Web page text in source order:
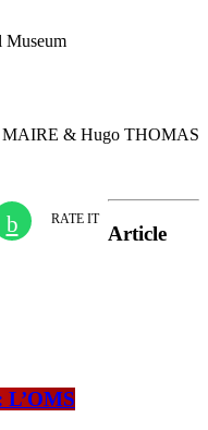
Museum
MAIRE & Hugo THOMAS
RATE IT
Article
L’OMS